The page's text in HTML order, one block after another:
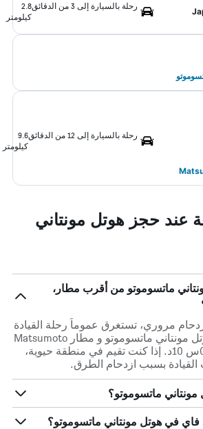
رحلة بالسيارة إلى 3 من الدقائق
2.8
كيلومتر
رحلة بالسيارة إلى 12 من الدقائق
9.6
كيلومتر
عند حجز هوتل مونتاني
ماتسوموتو من أقرب مطار،
مروري، تستغرق عموماً رحلة القيادة
لمسافة 13 كم بين هوتل مونتاني ماتسوموتو و مطار Matsumoto
(أقرب مطار) حوالي 0س 10د. إذا كنت تقيم في منطقة حيوية،
بسبب ازدحام الطرق.
ماتسوموتو؟
في هوتل مونتاني ماتسوموتو؟